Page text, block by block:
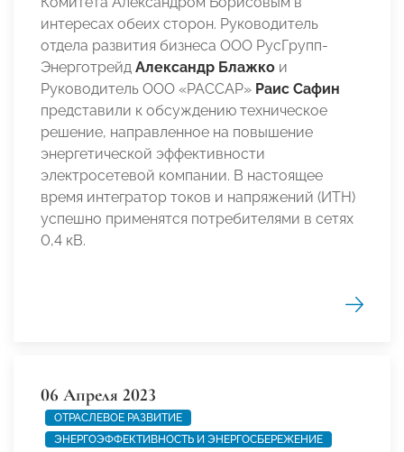
интересах обеих сторон. Руководитель
отдела развития бизнеса ООО РусГрупп-
Энерготрейд Александр Блажко и
Руководитель ООО «РАССАР» Раис Сафин
представили к обсуждению техническое
решение, направленное на повышение
энергетической эффективности
электросетевой компании. В настоящее
время интегратор токов и напряжений (ИТН)
успешно применятся потребителями в сетях
0,4 кВ.
06 Апреля 2023
ОТРАСЛЕВОЕ РАЗВИТИЕ
ЭНЕРГОЭФФЕКТИВНОСТЬ И ЭНЕРГОСБЕРЕЖЕНИЕ